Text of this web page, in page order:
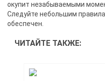
окупит незабываемыми
Следуйте небольшим
обеспечен.
ЧИТАЙТЕ ТАКЖЕ: